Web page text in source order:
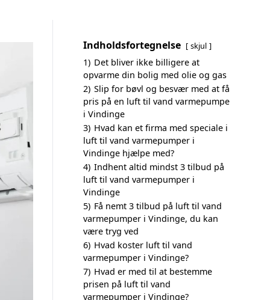
Indholdsfortegnelse skjul
1) Det bliver ikke billigere at
opvarme din bolig med olie og gas
2) Slip for bøvl og besvær med at få
pris på en luft til vand varmepumpe
i Vindinge
3) Hvad kan et firma med speciale i
luft til vand varmepumper i
Vindinge hjælpe med?
4) Indhent altid mindst 3 tilbud på
luft til vand varmepumper i
Vindinge
5) Få nemt 3 tilbud på luft til vand
varmepumper i Vindinge, du kan
være tryg ved
6) Hvad koster luft til vand
varmepumper i Vindinge?
7) Hvad er med til at bestemme
prisen på luft til vand
varmepumper i Vindinge?